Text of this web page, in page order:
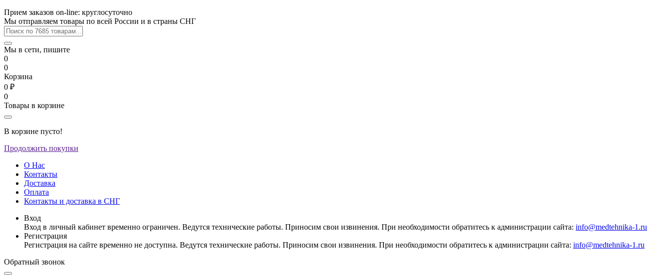
Прием заказов on-line: круглосуточно
Мы отправляем товары по всей России и в страны СНГ
Мы в сети, пишите
0
0
Корзина
0 ₽
0
Товары в корзине
В корзине пусто!
Продолжить покупки
О Нас
Контакты
Доставка
Оплата
Контакты и доставка в СНГ
Вход
Вход в личный кабинет временно ограничен. Ведутся технические работы. Приносим свои извинения. При необходимости обратитесь к администрации сайта: info@medtehnika-1.ru
Регистрация
Регистрация на сайте временно не доступна. Ведутся технические работы. Приносим свои извинения. При необходимости обратитесь к администрации сайта: info@medtehnika-1.ru
Обратный звонок